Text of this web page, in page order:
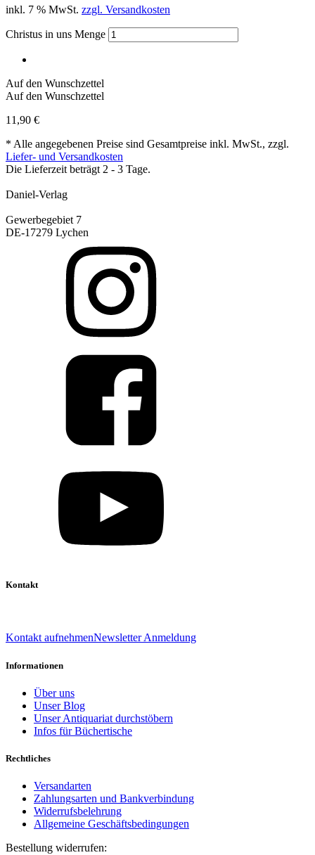
inkl. 7 % MwSt. zzgl. Versandkosten
Christus in uns Menge
Auf den Wunschzettel
Auf den Wunschzettel
11,90 €
* Alle angegebenen Preise sind Gesamtpreise inkl. MwSt., zzgl.
Liefer- und Versandkosten
Die Lieferzeit beträgt 2 - 3 Tage.
Daniel-Verlag
Gewerbegebiet 7
DE-17279 Lychen
Kontakt
Kontakt aufnehmenNewsletter Anmeldung
Informationen
Über uns
Unser Blog
Unser Antiquariat durchstöbern
Infos für Büchertische
Rechtliches
Versandarten
Zahlungsarten und Bankverbindung
Widerrufsbelehrung
Allgemeine Geschäftsbedingungen
Bestellung widerrufen: